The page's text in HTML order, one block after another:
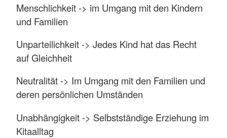
Menschlichkeit -> im Umgang mit den Kindern
und Familien
Unparteilichkeit -> Jedes Kind hat das Recht
auf Gleichheit
Neutralität -> Im Umgang mit den Familien und
deren persönlichen Umständen
Unabhängigkeit -> Selbstständige Erziehung im
Kitaalltag